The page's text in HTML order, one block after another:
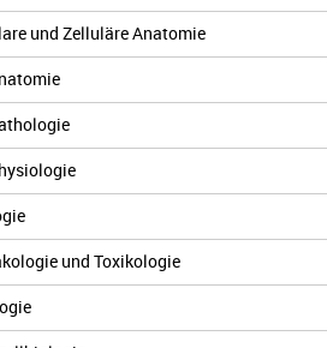
und Zelluläre Anatomie
und Toxikologie